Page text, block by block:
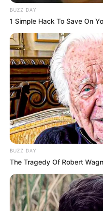
BUZZ DAY
1 Simple Hack To Save On
BUZZ DAY
The Tragedy Of Robert